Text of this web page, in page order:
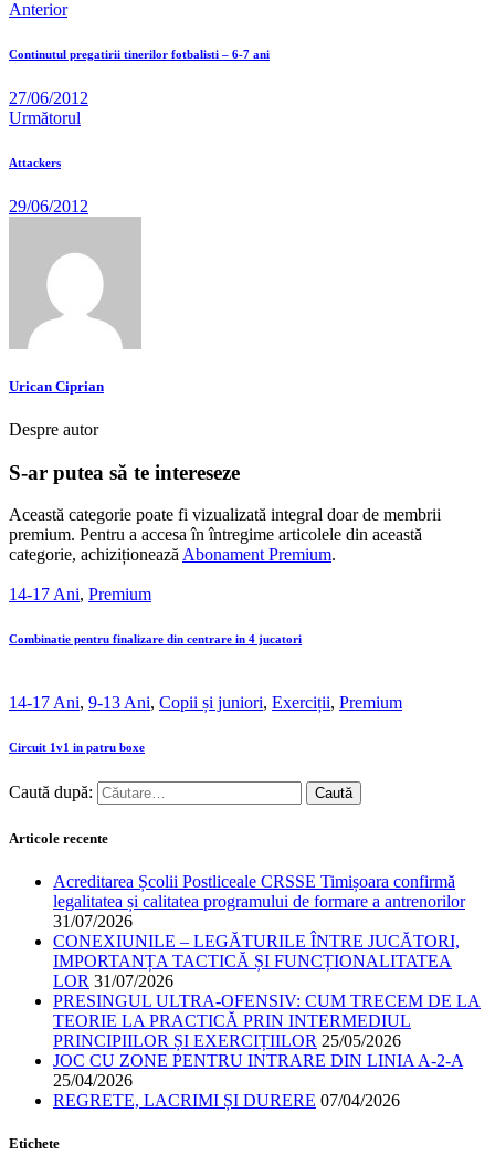
Anterior
Continutul pregatirii tinerilor fotbalisti – 6-7 ani
27/06/2012
Următorul
Attackers
29/06/2012
Urican Ciprian
Despre autor
S-ar putea să te intereseze
Această categorie poate fi vizualizată integral doar de membrii
premium. Pentru a accesa în întregime articolele din această
categorie, achiziționeazăAbonament Premium.
14-17 Ani, Premium
Combinatie pentru finalizare din centrare in 4 jucatori
14-17 Ani, 9-13 Ani, Copii și juniori, Exerciții, Premium
Circuit 1v1 in patru boxe
Caută după:
Articole recente
Acreditarea Școlii Postliceale CRSSE Timișoara confirmă
legalitatea și calitatea programului de formare a antrenorilor
31/07/2026
CONEXIUNILE – LEGĂTURILE ÎNTRE JUCĂTORI,
IMPORTANȚA TACTICĂ ȘI FUNCȚIONALITATEA
LOR 31/07/2026
PRESINGUL ULTRA-OFENSIV: CUM TRECEM DE LA
TEORIE LA PRACTICĂ PRIN INTERMEDIUL
PRINCIPIILOR ȘI EXERCIȚIILOR 25/05/2026
JOC CU ZONE PENTRU INTRARE DIN LINIA A-2-A
25/04/2026
REGRETE, LACRIMI ȘI DURERE 07/04/2026
Etichete